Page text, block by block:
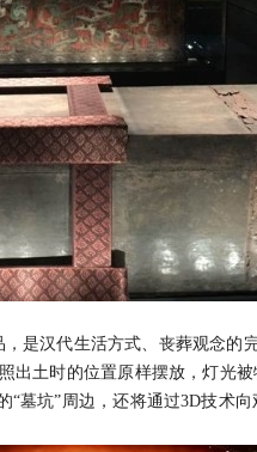
汉代生活方式、丧葬观念的
出土时的位置原样摆放，灯光
墓坑”周边，还将通过3D技术